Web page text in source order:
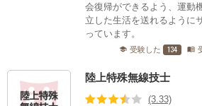
会復帰ができるよう、運動
立した生活を送れるように
っています。
school 受験した 134 menu_book
陸上特殊無線技士
(3.33)